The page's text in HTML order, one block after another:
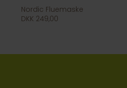
Nordic Fluemaske
DKK 249,00